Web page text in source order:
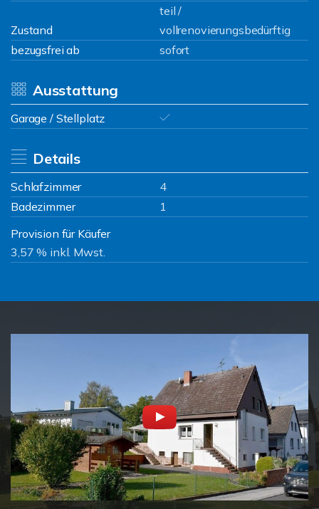
Zustand
teil /
vollrenovierungsbedürftig
bezugsfrei ab
sofort
Ausstattung
Garage / Stellplatz
Details
Schlafzimmer
4
Badezimmer
1
Provision für Käufer
3,57 % inkl. Mwst.